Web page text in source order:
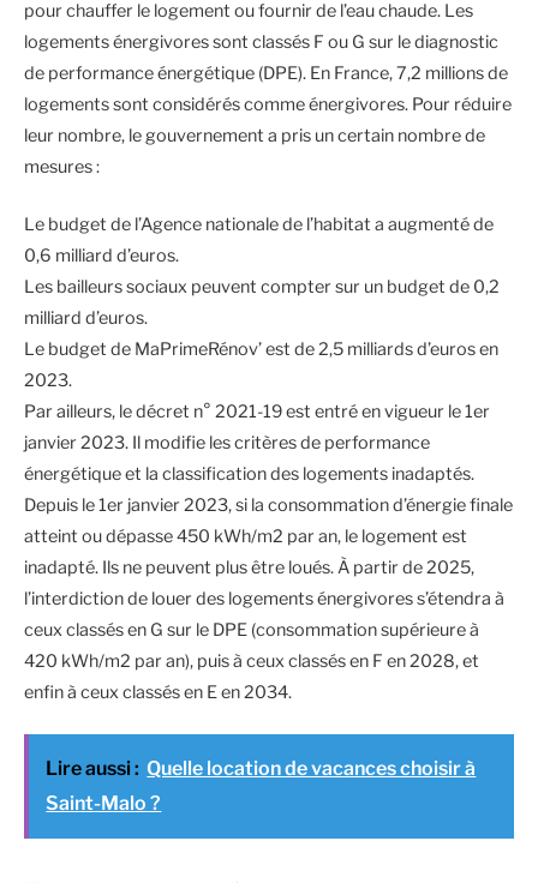
pour chauffer le logement ou fournir de l’eau chaude. Les
logements énergivores sont classés F ou G sur le diagnostic
de performance énergétique (DPE). En France, 7,2 millions de
logements sont considérés comme énergivores. Pour réduire
leur nombre, le gouvernement a pris un certain nombre de
mesures :
Le budget de l’Agence nationale de l’habitat a augmenté de
0,6 milliard d’euros.
Les bailleurs sociaux peuvent compter sur un budget de 0,2
milliard d’euros.
Le budget de MaPrimeRénov’ est de 2,5 milliards d’euros en
2023.
Par ailleurs, le décret n° 2021-19 est entré en vigueur le 1er
janvier 2023. Il modifie les critères de performance
énergétique et la classification des logements inadaptés.
Depuis le 1er janvier 2023, si la consommation d’énergie finale
atteint ou dépasse 450 kWh/m2 par an, le logement est
inadapté. Ils ne peuvent plus être loués. À partir de 2025,
l’interdiction de louer des logements énergivores s’étendra à
ceux classés en G sur le DPE (consommation supérieure à
420 kWh/m2 par an), puis à ceux classés en F en 2028, et
enfin à ceux classés en E en 2034.
Lire aussi : Quelle location de vacances choisir à
Saint-Malo ?